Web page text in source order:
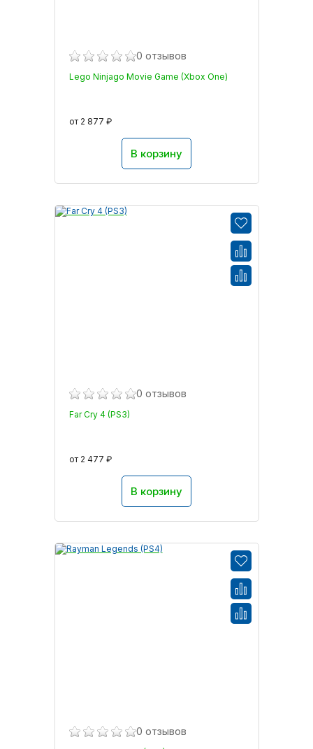
0 отзывов
Lego Ninjago Movie Game (Xbox One)
от 2 877 ₽
В корзину
0 отзывов
Far Cry 4 (PS3)
от 2 477 ₽
В корзину
0 отзывов